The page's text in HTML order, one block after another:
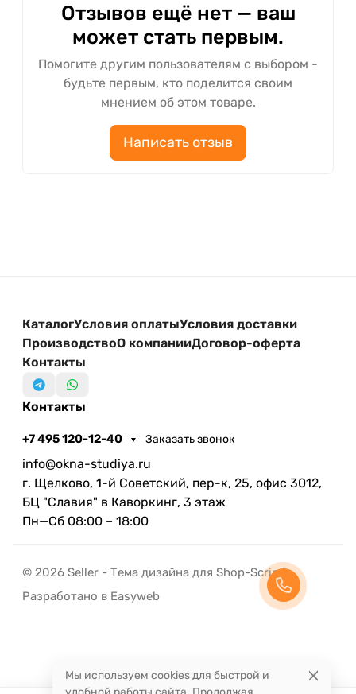
Отзывов ещё нет — ваш
может стать первым.
Помогите другим пользователям с выбором -
будьте первым, кто поделится своим
мнением об этом товаре.
Написать отзыв
КаталогУсловия оплатыУсловия доставки
ПроизводствоО компанииДоговор-оферта
Контакты
Контакты
+7 495 120-12-40 Заказать звонок
info@okna-studiya.ru
г. Щелково, 1-й Советский, пер-к, 25, офис 3012,
БЦ "Славия" в Каворкинг, 3 этаж
Пн—Сб 08:00 – 18:00
© 2026 Seller - Тема дизайна для Shop-Script
Разработано в Easyweb
Мы используем cookies для быстрой и